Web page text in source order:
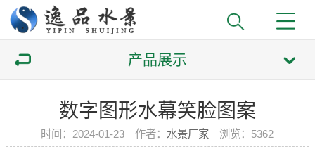
产品展示
数字图形水幕笑脸图案
时间：2024-01-23 作者： 水景厂家 浏览： 5362